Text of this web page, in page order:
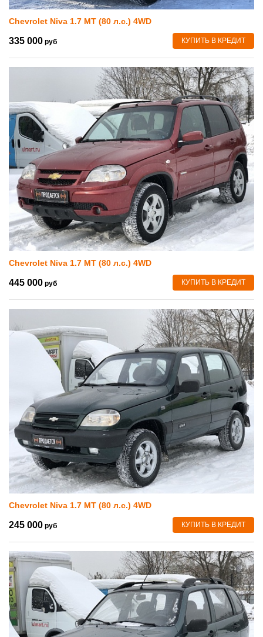
Chevrolet Niva 1.7 MT (80 л.с.) 4WD
335 000 руб КУПИТЬ В КРЕДИТ
Chevrolet Niva 1.7 MT (80 л.с.) 4WD
445 000 руб КУПИТЬ В КРЕДИТ
Chevrolet Niva 1.7 MT (80 л.с.) 4WD
245 000 руб КУПИТЬ В КРЕДИТ